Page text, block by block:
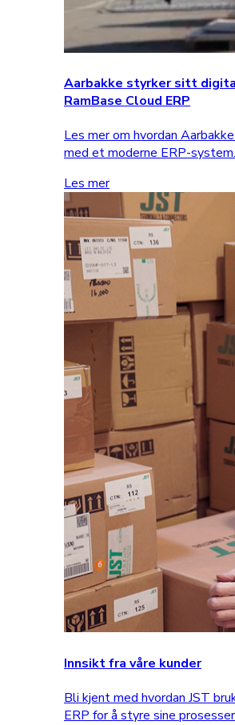
Aarbakke styrker sitt
RamBase Cloud ERP
Les mer om hvordan
med et moderne ERP-
Les mer
Innsikt fra våre kunder
Bli kjent med hvordan JST
ERP for å styre sine prosesser